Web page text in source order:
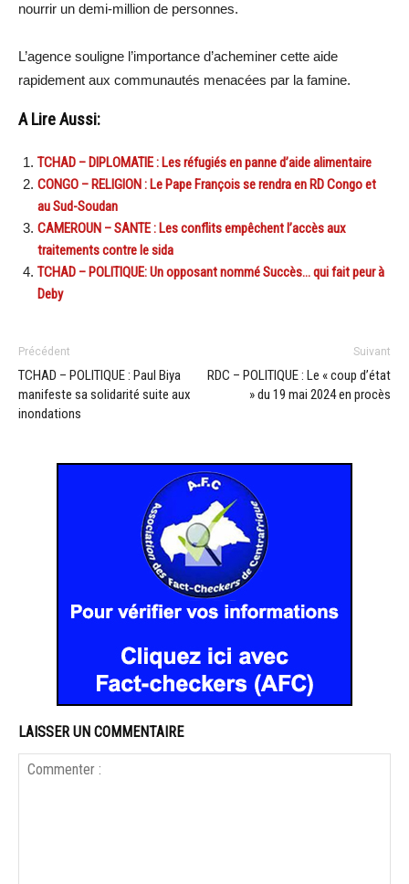
nourrir un demi-million de personnes.
L’agence souligne l’importance d’acheminer cette aide
rapidement aux communautés menacées par la famine.
A Lire Aussi:
TCHAD – DIPLOMATIE : Les réfugiés en panne d’aide alimentaire
CONGO – RELIGION : Le Pape François se rendra en RD Congo et
au Sud-Soudan
CAMEROUN – SANTE : Les conflits empêchent l’accès aux
traitements contre le sida
TCHAD – POLITIQUE: Un opposant nommé Succès… qui fait peur à
Deby
Précédent
TCHAD – POLITIQUE : Paul Biya
manifeste sa solidarité suite aux
inondations
Suivant
RDC – POLITIQUE : Le « coup d’état
» du 19 mai 2024 en procès
LAISSER UN COMMENTAIRE